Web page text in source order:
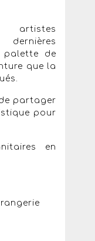
artistes
palette de
que la
partager
pour
en